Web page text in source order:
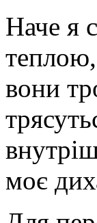
Наче я
вони
моє